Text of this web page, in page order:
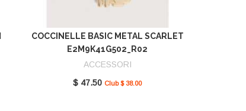
COCCINELLE BASIC METAL SCARLET
E2M9K41G502_R02
ACCESSORI
$ 47.50 Club $ 38.00